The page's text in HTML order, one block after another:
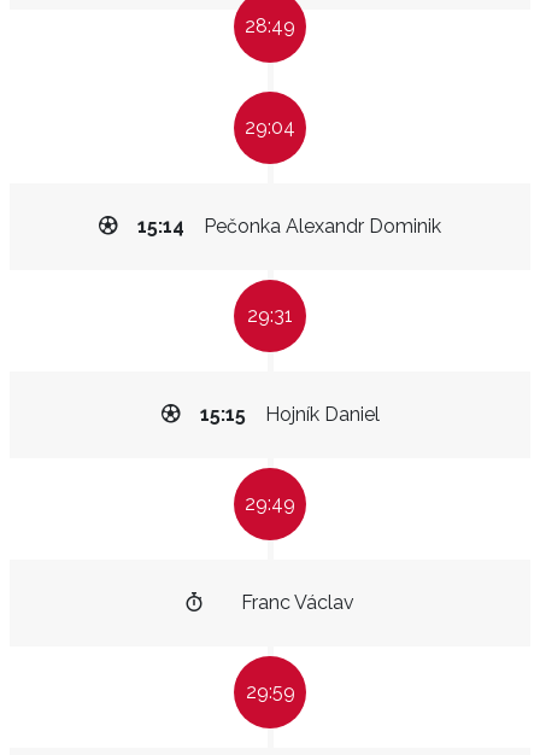
28:49
29:04
Pečonka Alexandr Dominik
15:14
29:31
Hojník Daniel
15:15
29:49
Franc Václav
29:59